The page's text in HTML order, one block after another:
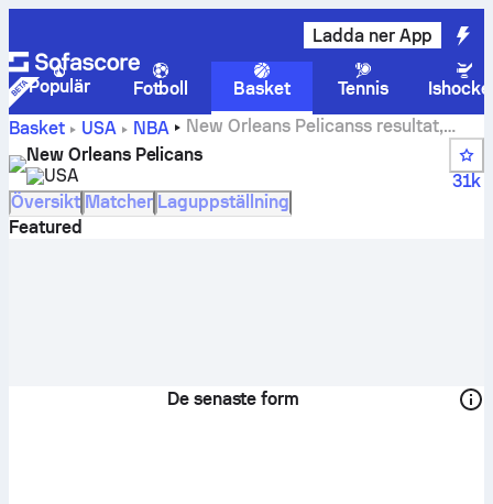
Ladda ner App
Populär Fotboll Basket Tennis
Basket
USA NBA
New Orleans Pelicanss resultat,
tabellställning, spelschema och spelare
New Orleans Pelicans
USA
31k
Översikt Matcher Laguppställning
Featured
De senaste form